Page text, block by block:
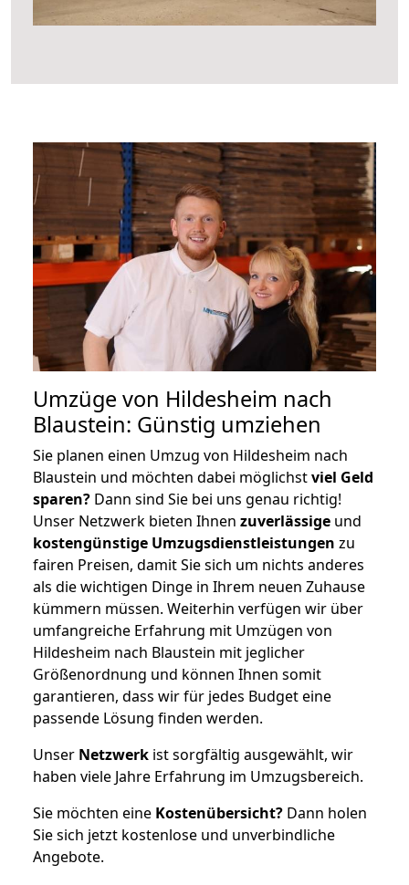
Umzüge von Hildesheim nach
Blaustein: Günstig umziehen
Sie planen einen Umzug von Hildesheim nach
Blaustein und möchten dabei möglichstviel Geld
sparen? Dann sind Sie bei uns genau richtig!
Unser Netzwerk bieten Ihnen zuverlässige und
kostengünstige Umzugsdienstleistungen zu
fairen Preisen, damit Sie sich um nichts anderes
als die wichtigen Dinge in Ihrem neuen Zuhause
kümmern müssen. Weiterhin verfügen wir über
umfangreiche Erfahrung mit Umzügen von
Hildesheim nach Blaustein mit jeglicher
Größenordnung und können Ihnen somit
garantieren, dass wir für jedes Budget eine
passende Lösung finden werden.
Unser Netzwerk ist sorgfältig ausgewählt, wir
haben viele Jahre Erfahrung im Umzugsbereich.
Sie möchten eine Kostenübersicht? Dann holen
Sie sich jetzt kostenlose und unverbindliche
Angebote.